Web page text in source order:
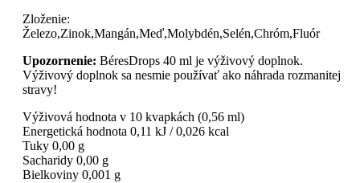
Zloženie:
Železo,Zinok,Mangán,Meď,Molybdén,Selén,Chróm,Fluór
Upozornenie: BéresDrops 40 ml je výživový doplnok.
Výživový doplnok sa nesmie používať ako náhrada rozmanitej
stravy!
Výživová hodnota v 10 kvapkách (0,56 ml)
Energetická hodnota 0,11 kJ / 0,026 kcal
Tuky 0,00 g
Sacharidy 0,00 g
Bielkoviny 0,001 g